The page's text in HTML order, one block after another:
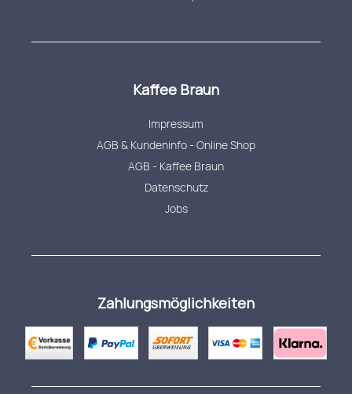
Kaffee Braun
Impressum
AGB & Kundeninfo - Online Shop
AGB - Kaffee Braun
Datenschutz
Jobs
Zahlungsmöglichkeiten